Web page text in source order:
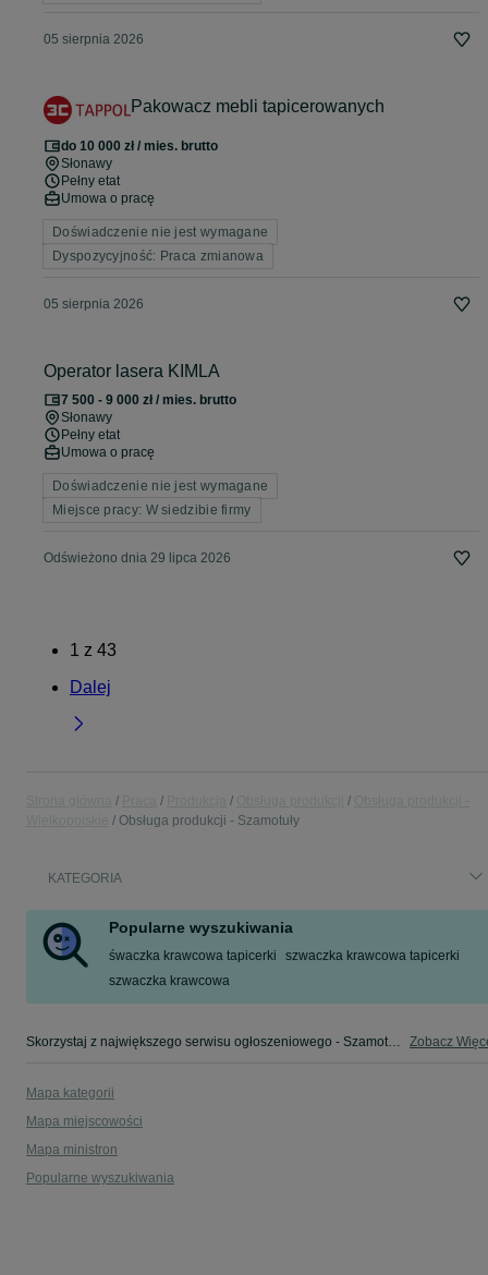
05 sierpnia 2026
Pakowacz mebli tapicerowanych
do 10 000 zł / mies. brutto
Słonawy
Pełny etat
Umowa o pracę
Doświadczenie nie jest wymagane
Dyspozycyjność: Praca zmianowa
05 sierpnia 2026
Operator lasera KIMLA
7 500 - 9 000 zł / mies. brutto
Słonawy
Pełny etat
Umowa o pracę
Doświadczenie nie jest wymagane
Miejsce pracy: W siedzibie firmy
Odświeżono dnia 29 lipca 2026
1 z 43
Dalej
Obsługa produkcji - Szamotuły
KATEGORIA
Popularne wyszukiwania
śwaczka krawcowa tapicerki
szwaczka krawcowa tapicerki
szwaczka krawcowa
Zobacz
Mapa kategorii
Mapa miejscowości
Mapa ministron
Popularne wyszukiwania